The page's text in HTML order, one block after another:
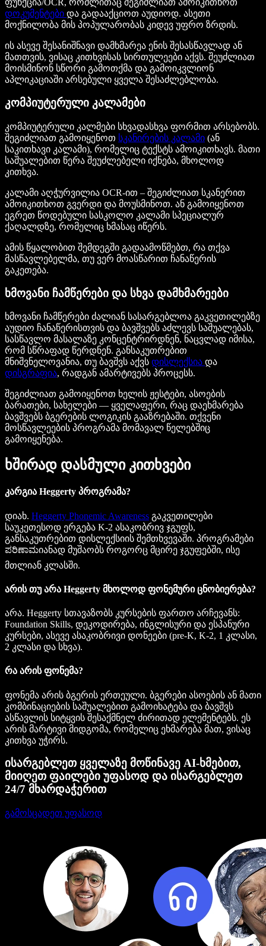
ფუნქცია/OCR, რომლითაც შეგიძლიათ ამოიკითხოთ
დოკუმენტები და გადააქციოთ აუდიოდ. ასეთი
მოქნილობა მის პოპულარობას კიდევ უფრო ზრდის.
ის ასევე შესანიშნავი დამხმარეა ენის შესასწავლად ან
მათთვის, ვისაც კითხვისას სირთულეები აქვს. შეუძლიათ
მოისმინონ სწორი გამოთქმა და გამოიკვლიონ
აპლიკაციაში არსებული ყველა შესაძლებლობა.
კომპიუტერული კალამები
კომპიუტერული კალმები სხვადასხვა ფორმით არსებობს.
შეგიძლიათ გამოიყენოთ სკანირების კალამი (ან
საკითხავი კალამი), რომელიც ტექსტს ამოიკითხავს. მათი
საშუალებით წერა შეუძლებელი იქნება, მხოლოდ
კითხვა.
კალამი აღჭურვილია OCR-ით – შეგიძლიათ სკანერით
ამოიკითხოთ გვერდი და მოუსმინოთ. ან გამოიყენოთ
ეგრეთ წოდებული სასკოლო კალამი სპეციალურ
ქაღალდზე, რომელიც ხმასაც იწერს.
ამის წყალობით შემდეგში გადაამოწმებთ, რა თქვა
მასწავლებელმა, თუ ვერ მოასწარით ჩანაწერის
გაკეთება.
ხმოვანი ჩამწერები და სხვა დამხმარეები
ხმოვანი ჩამწერები ძალიან სასარგებლოა გაკვეთილებზე
აუდიო ჩანაწერისთვის და ბავშვებს აძლევს საშუალებას,
სასწავლო მასალაზე კონცენტრირდნენ, ნაცვლად იმისა,
რომ სწრაფად წერდნენ. განსაკუთრებით
მნიშვნელოვანია, თუ ბავშვს აქვს დისლექსია და
დისგრაფია, რადგან ამარტივებს პროცესს.
შეგიძლიათ გამოიყენოთ ხელის ჟესტები, ასოების
ბარათები, სახელები — ყველაფერი, რაც დაეხმარება
ბავშვებს ბგერების ლოგიკის გააზრებაში. თქვენი
მოსწავლეების პროგრამა მომავალ წელებშიც
გამოიყენება.
ხშირად დასმული კითხვები
კარგია Heggerty პროგრამა?
დიახ. Heggerty Phonemic Awareness გაკვეთილები
საუკეთესოდ ერგება K-2 ასაკობრივ ჯგუფს,
განსაკუთრებით დისლექსიის შემთხვევაში. პროგრამები
ಪರಿಣಾಮიანად მუშაობს როგორც მცირე ჯგუფებში, ისე
მთლიან კლასში.
არის თუ არა Heggerty მხოლოდ ფონემური ცნობიერება?
არა. Heggerty სთავაზობს კურსების ფართო არჩევანს:
Foundation Skills, დეკოდირება, ინგლისური და ესპანური
კურსები, ასევე ასაკობრივი დონეები (pre-K, K-2, 1 კლასი,
2 კლასი და სხვა).
რა არის ფონემა?
ფონემა არის ბგერის ერთეული. ბგერები ასოების ან მათი
კომბინაციების საშუალებით გამოიხატება და ბავშვს
ასწავლის სიტყვის შესაქმნელ ძირითად ელემენტებს. ეს
არის მარტივი მიდგომა, რომელიც ეხმარება მათ, ვისაც
კითხვა უჭირს.
ისარგებლეთ ყველაზე მოწინავე AI-ხმებით,
მიიღეთ ფაილები უფასოდ და ისარგებლეთ
24/7 მხარდაჭერით
გამოსცადეთ უფასოდ